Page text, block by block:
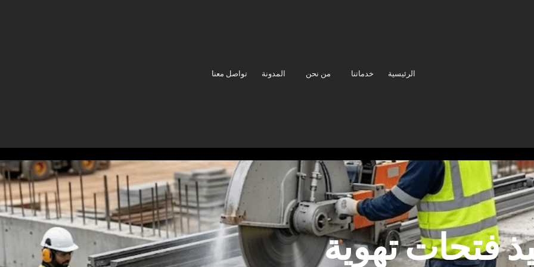
الرئيسية خدماتنا من نحن المدونة تواصل معنا
فتحات تهوية